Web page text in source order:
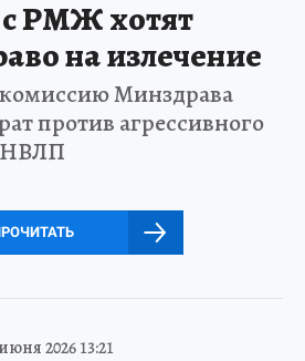
РМЖ хотят
на излечение
Минздрава
против агрессивного
2026 13:21